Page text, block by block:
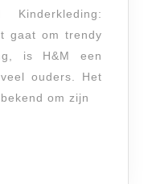
Duurzaam
voor
Kids
Kinderkleding:
gaat om trendy
is H&M een
ouders. Het
om zijn